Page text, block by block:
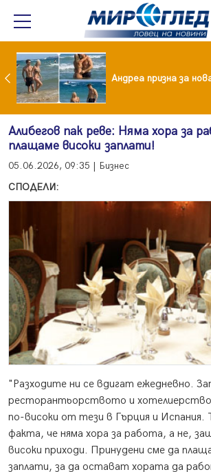
Драма вместо щастие: Звезда от "Татковци" е в болница с високорискова бременност
Алибегов пак реве: Няма хора за
плащаме високи заплати!
05.06.2026, 09:35 | Бизнес
СПОДЕЛИ:
"Разходите ни се вдигат ежедневно.
ресторантьорството и
по-високи от тези в Гърция и Испания.
факта, че няма хора за работа, а не,
високи приходи. Принудени сме да
заплати, за да остават хората да